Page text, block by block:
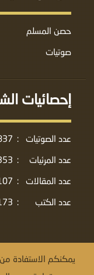
حصن المسلم
صوتيات
إحصائيات
عدد الصوتيات :
عدد المرئيات
:
عدد المقالات
:
عدد الكتب
:
يمكنكم الاستفادة